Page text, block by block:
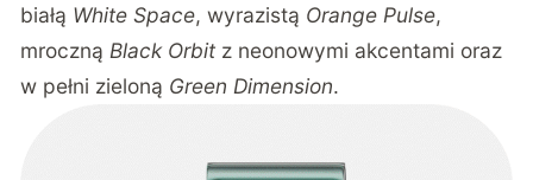
białą White Space, wyrazistą Orange Pulse,
mroczną Black Orbit z neonowymi akcentami oraz
w pełni zieloną Green Dimension.